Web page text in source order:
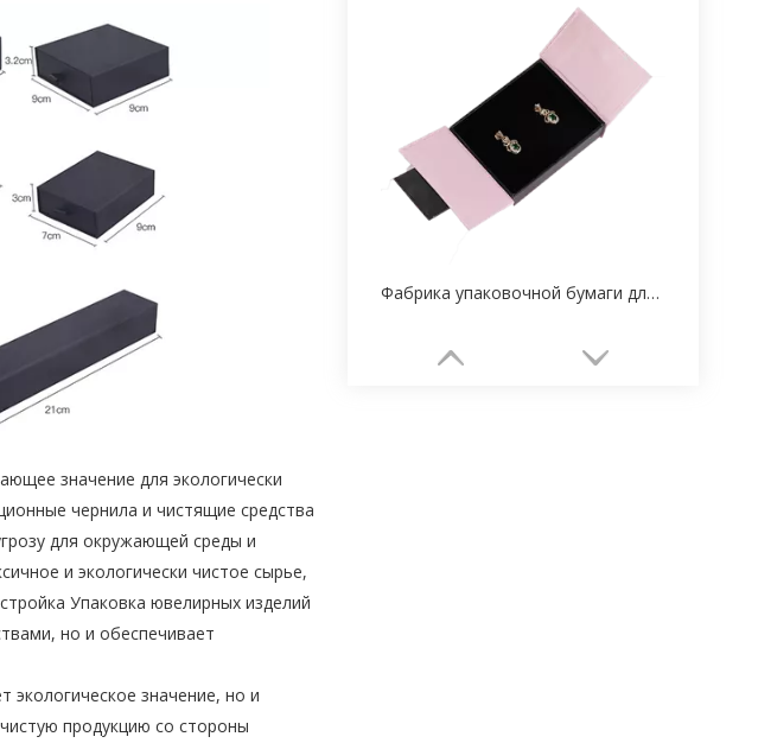
значение для экологически
чернила и чистящие средства
для окружающей среды и
и экологически чистое сырье,
Упаковка ювелирных изделий
но и обеспечивает
экологическое значение, но и
продукцию со стороны
Фабрика упаковочной бумаги для ювелирных изделий на заказ